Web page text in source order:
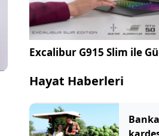
Excalibur G915 Slim ile
Hayat Haberleri